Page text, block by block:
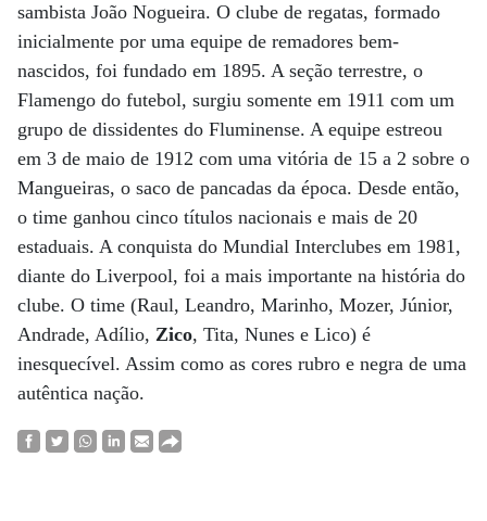
sambista João Nogueira. O clube de regatas, formado
inicialmente por uma equipe de remadores bem-
nascidos, foi fundado em 1895. A seção terrestre, o
Flamengo do futebol, surgiu somente em 1911 com um
grupo de dissidentes do Fluminense. A equipe estreou
em 3 de maio de 1912 com uma vitória de 15 a 2 sobre o
Mangueiras, o saco de pancadas da época. Desde então,
o time ganhou cinco títulos nacionais e mais de 20
estaduais. A conquista do Mundial Interclubes em 1981,
diante do Liverpool, foi a mais importante na história do
clube. O time (Raul, Leandro, Marinho, Mozer, Júnior,
Andrade, Adílio, Zico, Tita, Nunes e Lico) é
inesquecível. Assim como as cores rubro e negra de uma
autêntica nação.